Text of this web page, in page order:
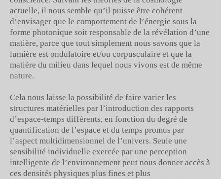
actuelle, il nous semble qu’il puisse être cohérent
d’envisager que le comportement de l’énergie sous la
forme photonique soit responsable de la révélation d’une
matière, parce que tout simplement nous savons que la
lumière est ondulatoire et/ou corpusculaire et que la
matière du milieu dans lequel nous vivons est de même
nature.
Cela nous laisse la possibilité de faire varier les
structures matérielles par l’introduction des rapports
d’espace-temps différents, en fonction du degré de
quantification de l’espace et du temps promus par
l’aspect multidimensionnel de l’univers. Seule une
sensibilité individuelle exercée par une perception
intelligente de l’environnement peut nous donner accès à
ces densités physiques plus fines et plus